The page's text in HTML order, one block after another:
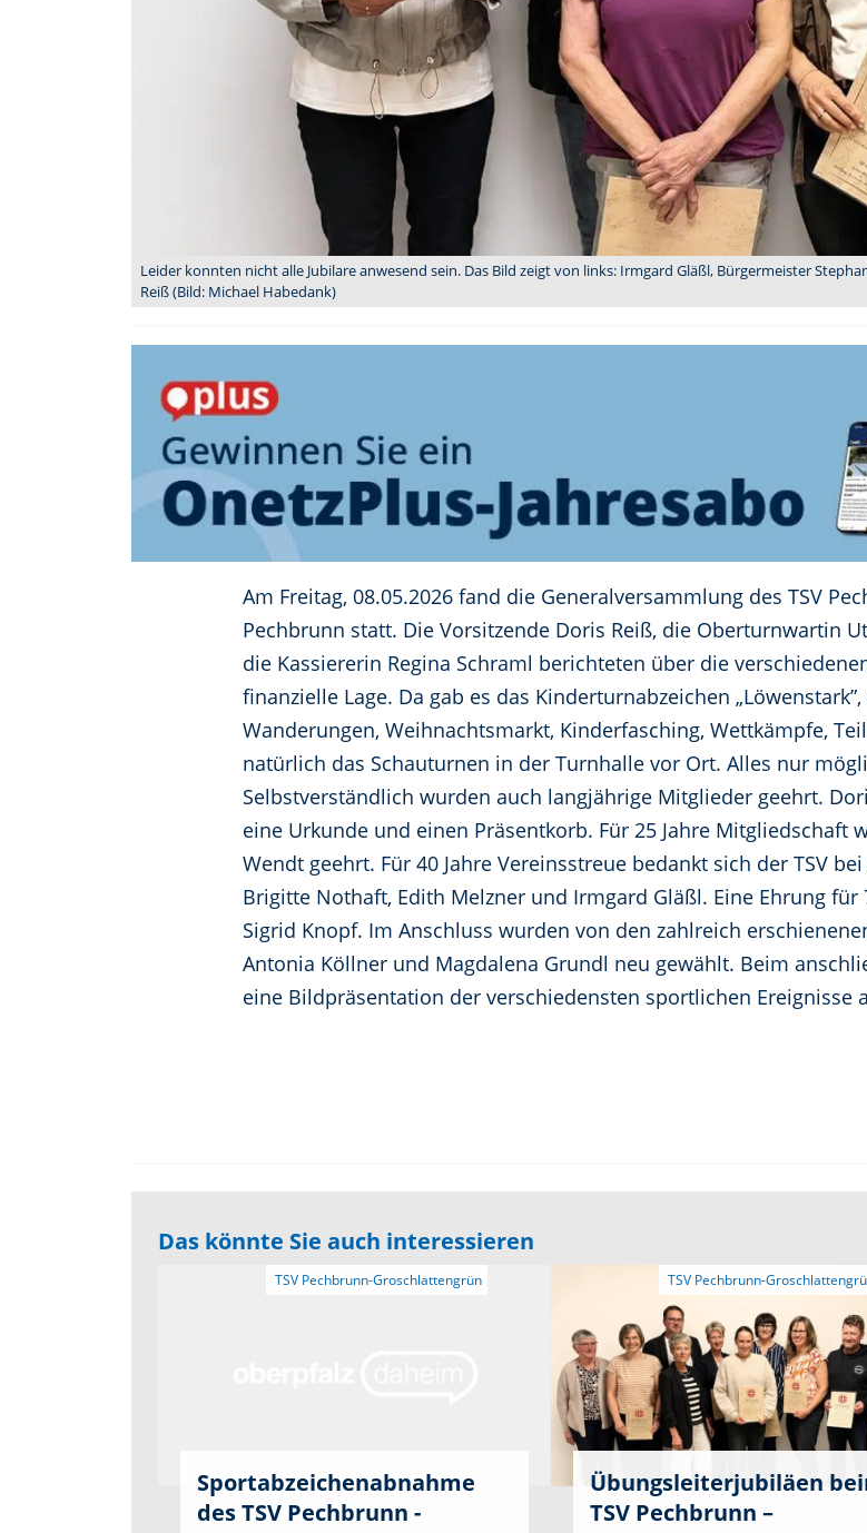
Leider konnten nicht alle Jubilare anwesend sein. Das Bild zeigt von links: Irmgard Gläßl, Bürgermeister
Reiß (Bild: Michael Habedank)
Am Freitag, 08.05.2026 fand die Generalversammlung des TSV
Pechbrunn statt. Die Vorsitzende Doris Reiß, die Oberturnwartin
die Kassiererin Regina Schraml berichteten über die
finanzielle Lage. Da gab es das Kinderturnabzeichen
Wanderungen, Weihnachtsmarkt, Kinderfasching, Wettkämpfe,
natürlich das Schauturnen in der Turnhalle vor Ort. Alles nur
Selbstverständlich wurden auch langjährige Mitglieder geehrt.
eine Urkunde und einen Präsentkorb. Für 25 Jahre Mitgliedschaft
Wendt geehrt. Für 40 Jahre Vereinsstreue bedankt sich der TSV
Brigitte Nothaft, Edith Melzner und Irmgard Gläßl. Eine Ehrung
Sigrid Knopf. Im Anschluss wurden von den zahlreich
Antonia Köllner und Magdalena Grundl neu gewählt. Beim
eine Bildpräsentation der verschiedensten sportlichen Ereignisse
Das könnte Sie auch interessieren
Sportabzeichenabnahme
des TSV Pechbrunn -
Übungsleiterjubiläen
TSV Pechbrunn –